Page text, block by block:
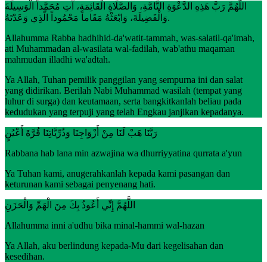
اللَّهُمَّ رَبَّ هَذِهِ الدَّعْوَةِ التَّامَّةِ، وَالصَّلَاةِ الْقَائِمَةِ، آتِ مُحَمَّداً الْوَسِيلَةَ
وَالْفَضِيلَةَ، وَابْعَثْهُ مَقَاماً مَحْمُوداً الَّذِي وَعَدْتَهُ.
Allahumma Rabba hadhihid-da'watit-tammah, was-salatil-qa'imah,
ati Muhammadan al-wasilata wal-fadilah, wab'athu maqaman
mahmudan illadhi wa'adtah.
Ya Allah, Tuhan pemilik panggilan yang sempurna ini dan salat
yang didirikan. Berilah Nabi Muhammad wasilah (tempat yang
luhur di surga) dan keutamaan, serta bangkitkanlah beliau pada
kedudukan yang terpuji yang telah Engkau janjikan kepadanya.
رَبَّنَا هَبْ لَنَا مِنْ أَزْوَاجِنَا وَذُرِّيَّاتِنَا قُرَّةَ أَعْيُنٍ
Rabbana hab lana min azwajina wa dhurriyyatina qurrata a'yun
Ya Tuhan kami, anugerahkanlah kepada kami pasangan dan
keturunan kami sebagai penyenang hati.
اللَّهُمَّ إِنِّي أَعُوذُ بِكَ مِنَ الْهَمِّ وَالْحَزَنِ
Allahumma inni a'udhu bika minal-hammi wal-hazan
Ya Allah, aku berlindung kepada-Mu dari kegelisahan dan
kesedihan.